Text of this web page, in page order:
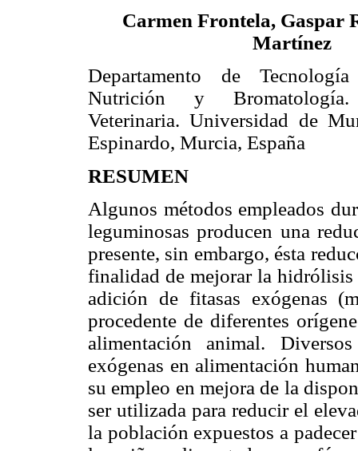
Carmen Frontela, Gaspar
Martínez
Departamento de
Nutrición y
Veterinaria. Universidad de
Espinardo, Murcia, España
RESUMEN
Algunos métodos empleados
leguminosas producen una
presente, sin embargo, ésta
finalidad de mejorar la
adición de fitasas exógenas
procedente de diferentes
alimentación animal.
exógenas en alimentación
su empleo en mejora de la
ser utilizada para reducir el
la población expuestos a